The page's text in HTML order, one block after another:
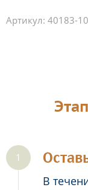
Артикул: 40183-
В